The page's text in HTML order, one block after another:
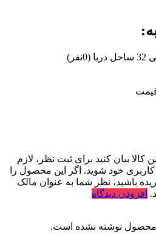
(0نفر)
کالا بیان کنید برای ثبت نظر، لازم
خود شوید. اگر این محصول را
باشید، نظر شما به عنوان مالک
افزودن دیدگاه
محصول نوشته نشده است.